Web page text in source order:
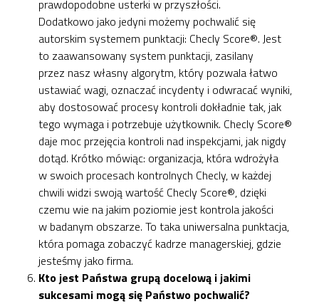
prawdopodobne usterki w przyszłości.
Dodatkowo jako jedyni możemy pochwalić się
autorskim systemem punktacji: Checly Score®. Jest
to zaawansowany system punktacji, zasilany
przez nasz własny algorytm, który pozwala łatwo
ustawiać wagi, oznaczać incydenty i odwracać wyniki,
aby dostosować procesy kontroli dokładnie tak, jak
tego wymaga i potrzebuje użytkownik. Checly Score®
daje moc przejęcia kontroli nad inspekcjami, jak nigdy
dotąd. Krótko mówiąc: organizacja, która wdrożyła
w swoich procesach kontrolnych Checly, w każdej
chwili widzi swoją wartość Checly Score®, dzięki
czemu wie na jakim poziomie jest kontrola jakości
w badanym obszarze. To taka uniwersalna punktacja,
która pomaga zobaczyć kadrze managerskiej, gdzie
jesteśmy jako firma.
Kto jest Państwa grupą docelową i jakimi
sukcesami mogą się Państwo pochwalić?